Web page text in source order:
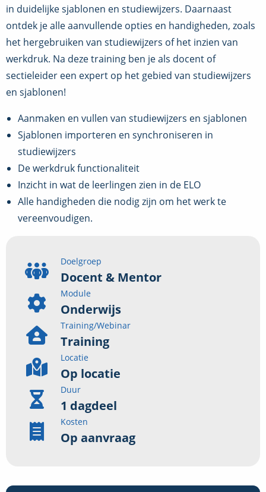
in duidelijke sjablonen en studiewijzers. Daarnaast
ontdek je alle aanvullende opties en handigheden, zoals
het hergebruiken van studiewijzers of het inzien van
werkdruk. Na deze training ben je als docent of
sectieleider een expert op het gebied van studiewijzers
en sjablonen!
Aanmaken en vullen van studiewijzers en sjablonen
Sjablonen importeren en synchroniseren in
studiewijzers
De werkdruk functionaliteit
Inzicht in wat de leerlingen zien in de ELO
Alle handigheden die nodig zijn om het werk te
vereenvoudigen.
Doelgroep
Docent & Mentor
Module
Onderwijs
Training/Webinar
Training
Locatie
Op locatie
Duur
1 dagdeel
Kosten
Op aanvraag